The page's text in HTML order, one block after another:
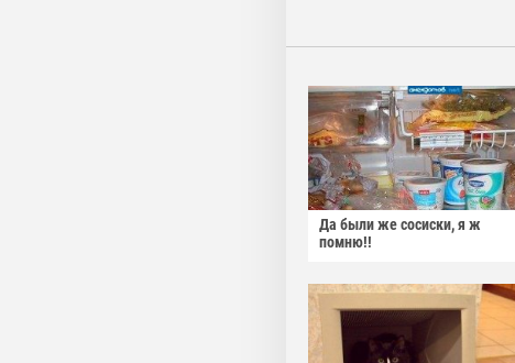
Да были же сосиски, я ж
помню!!